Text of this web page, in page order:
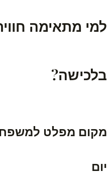
למי מתאימה
בלכישה?
מקום מפלט
יום